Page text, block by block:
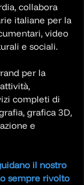
collabora
italiane per la
video
e sociali.
per la
completi di
grafica 3D,
e
il nostro
sempre rivolto